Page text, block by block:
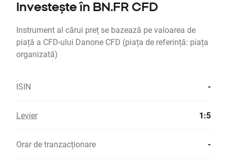
Investește în BN.FR CFD
Instrument al cărui preț se bazează pe valoarea de
piață a CFD-ului Danone CFD (piața de referință: piața
organizată)
ISIN -
Levier 1:5
Orar de tranzacționare -